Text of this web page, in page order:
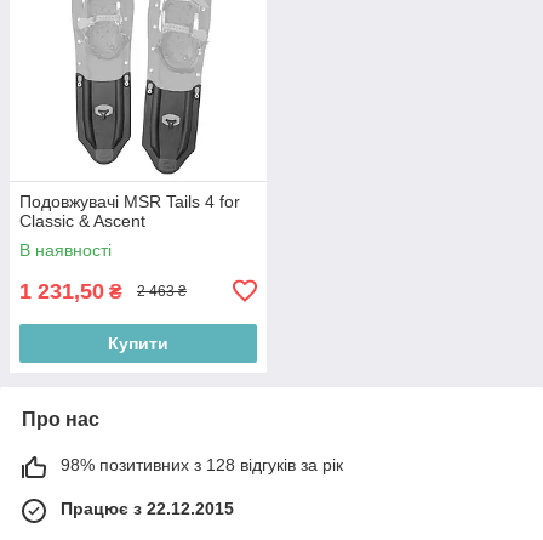
Подовжувачі MSR Tails 4 for
Classic & Ascent
В наявності
1 231,50 ₴ 2 463 ₴
Купити
Про нас
98% позитивних з 128 відгуків за рік
Працює з 22.12.2015